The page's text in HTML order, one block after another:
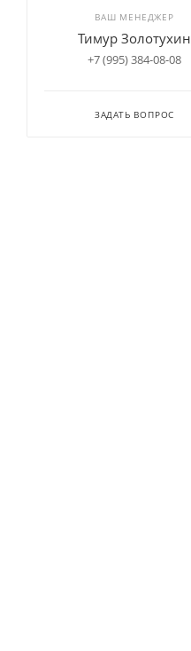
ВАШ МЕНЕДЖЕР
Тимур Золотухин
+7 (995) 384-08-08
ЗАДАТЬ ВОПРОС